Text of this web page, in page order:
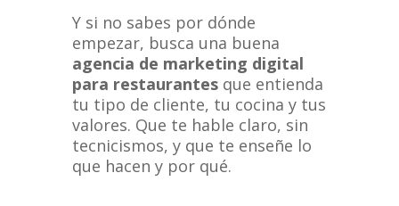
Y si no sabes por dónde
empezar, busca una buena
agencia de marketing digital
para restaurantesque entienda
tu tipo de cliente, tu cocina y tus
valores. Que te hable claro, sin
tecnicismos, y que te enseñe lo
que hacen y por qué.